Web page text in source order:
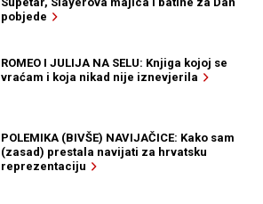
pobjede
ROMEO I JULIJA NA SELU: Knjiga kojoj se
vraćam i koja nikad nije iznevjerila
POLEMIKA (BIVŠE) NAVIJAČICE: Kako sam
(zasad) prestala navijati za hrvatsku
reprezentaciju